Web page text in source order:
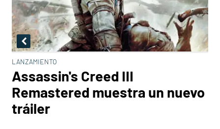
LANZAMIENTO
Assassin's Creed III
Remastered muestra un nuevo
tráiler